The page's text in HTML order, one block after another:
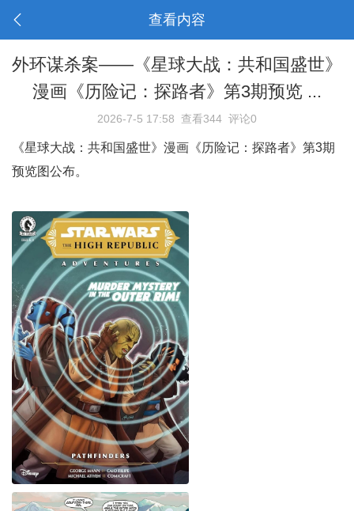
查看内容
外环谋杀案——《星球大战：共和国盛世》
漫画《历险记：探路者》第3期预览 ...
2026-7-5 17:58 查看344 评论0
《星球大战：共和国盛世》漫画《历险记：探路者》第3期
预览图公布。